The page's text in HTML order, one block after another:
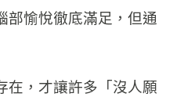
部愉悅徹底滿足，但通
在，才讓許多「沒人願